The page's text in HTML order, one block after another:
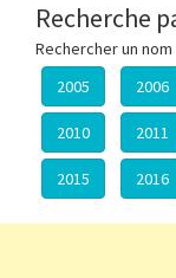
Recherche
Rechercher un
2005
2006
2010 2011
2015 2016